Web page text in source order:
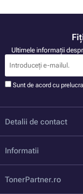
Ultimele informații
Sunt de acord cu
Detalii de contact
Informatii
TonerPartner.ro